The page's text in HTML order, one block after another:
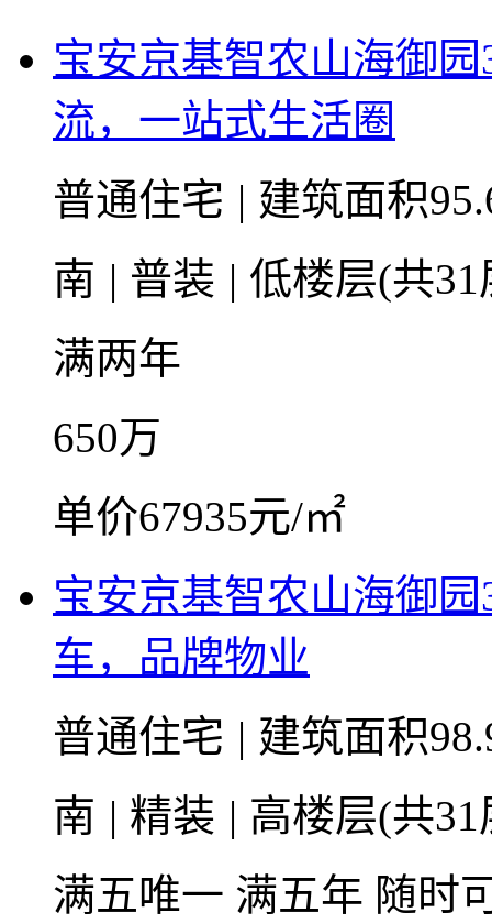
宝安京基智农山海御
流，一站式生活圈
普通住宅 | 建筑面积
南 | 普装 | 低楼层(共
满两年
650万
单价67935元/㎡
宝安京基智农山海御
车，品牌物业
普通住宅 | 建筑面积
南 | 精装 | 高楼层(共
满五唯一 满五年 随时